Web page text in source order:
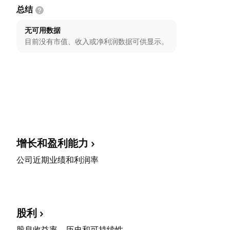
总结
无可用数据
目前没有市值、收入或净利润数据可供显示。
增长和盈利能力
公司近期业绩和利润率
股利